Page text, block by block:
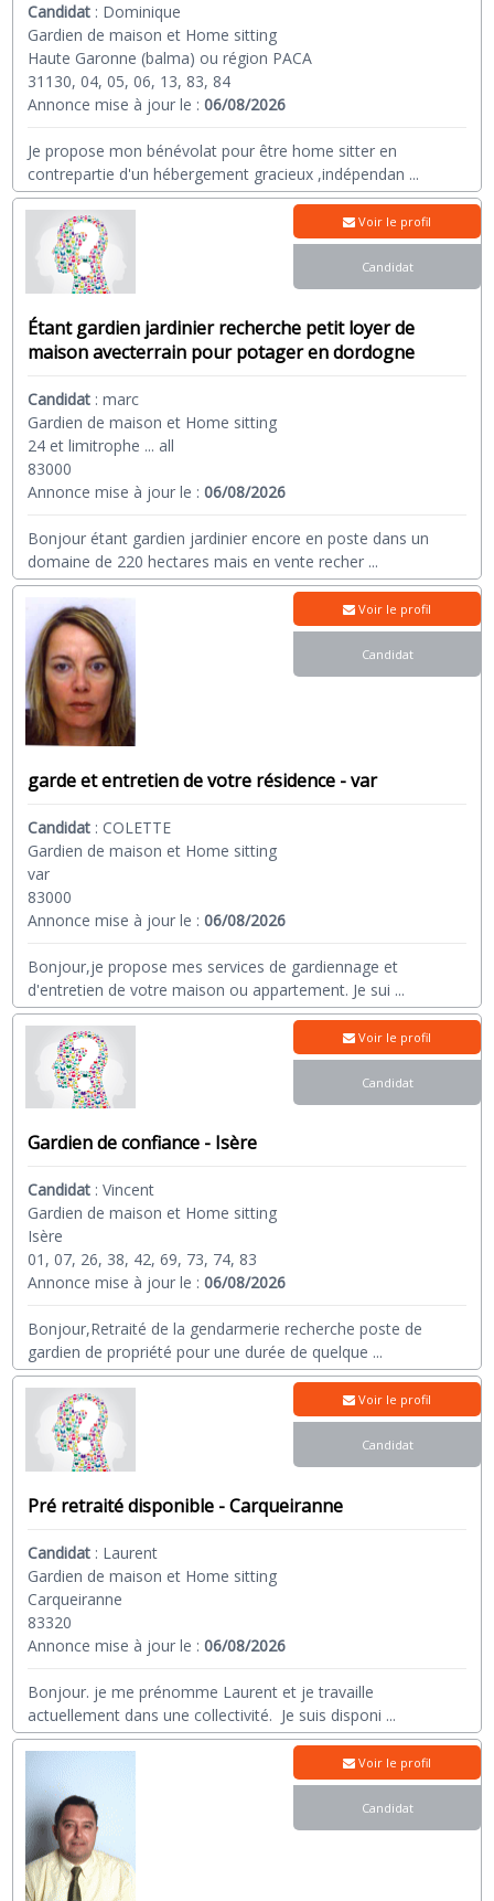
Candidat : Dominique
Gardien de maison et Home sitting
Haute Garonne (balma) ou région PACA
31130, 04, 05, 06, 13, 83, 84
Annonce mise à jour le :06/08/2026
Je propose mon bénévolat pour être home sitter en
contrepartie d'un hébergement gracieux ,indépendan ...
Étant gardien jardinier recherche petit loyer de
maison avecterrain pour potager en dordogne
Candidat :marc
Gardien de maison et Home sitting
24 et limitrophe ... all
83000
Annonce mise à jour le :06/08/2026
Bonjour étant gardien jardinier encore en poste dans un
domaine de 220 hectares mais en vente recher ...
Voir le profil
Candidat
garde et entretien de votre résidence - var
Candidat : COLETTE
Gardien de maison et Home sitting
var
83000
Annonce mise à jour le :06/08/2026
Bonjour,je propose mes services de gardiennage et
d'entretien de votre maison ou appartement. Je sui ...
Voir le profil
Candidat
Gardien de confiance - Isère
Candidat :Vincent
Gardien de maison et Home sitting
Isère
01, 07, 26, 38, 42, 69, 73, 74, 83
Annonce mise à jour le :06/08/2026
Bonjour,Retraité de la gendarmerie recherche poste de
gardien de propriété pour une durée de quelque ...
Voir le profil
Candidat
Pré retraité disponible - Carqueiranne
Candidat : Laurent
Gardien de maison et Home sitting
Carqueiranne
83320
Annonce mise à jour le :06/08/2026
Bonjour. je me prénomme Laurent et je travaille
actuellement dans une collectivité. Je suis disponi ...
Voir le profil
Candidat
Voir le profil
Candidat